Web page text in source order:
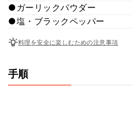
●ガーリックパウダー
●塩・ブラックペッパー
料理を安全に楽しむための注意事項
手順